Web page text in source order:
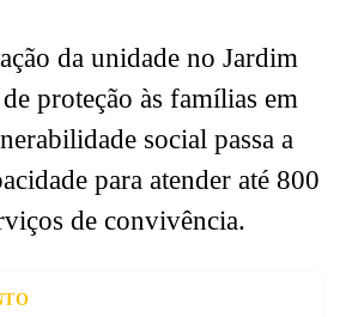
da unidade no Jardim
proteção às famílias em
social passa a
para atender até 800
de convivência.